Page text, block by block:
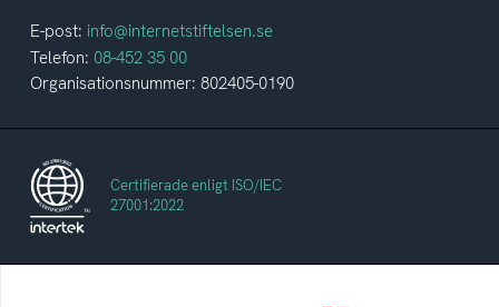
E-post: info@internetstiftelsen.se
Telefon: 08-452 35 00
Organisationsnummer: 802405-0190
Certifierade enligt ISO/IEC
27001:2022